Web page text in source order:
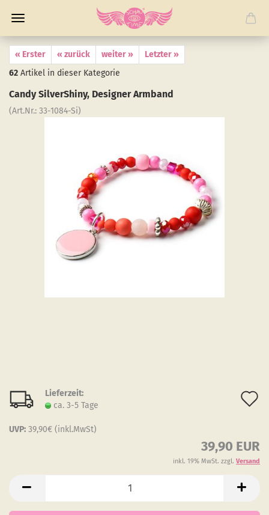
« Erster « zurück weiter »
Letzter »
62 Artikel in dieser Kategorie
Candy Sil­verS­hiny, De­si­gner Arm­band
(Art.Nr.: 33-​1084-Si)
Lieferzeit:
ca. 3-5 Tage
UVP: 39,90€ (inkl.MwSt)
39,90 EUR
inkl. 19% MwSt. zzgl. Versand